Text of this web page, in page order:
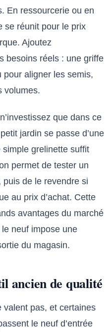
En ressourcerie ou en
se réunit pour le prix
Ajoutez
besoins réels : une griffe
pour aligner les semis,
volumes.
que dans ce
jardin se passe d’une
grelinette suffit
permet de tester un
puis de le revendre si
au prix d’achat. Cette
avantages du marché
neuf impose une
du magasin.
ancien de qualité
valent pas, et certaines
le neuf d’entrée